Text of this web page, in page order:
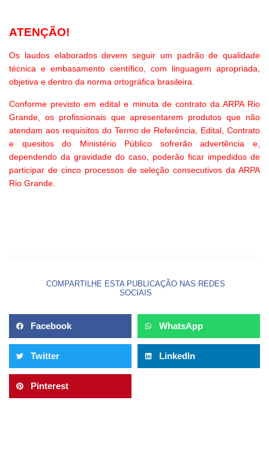
ATENÇÃO!
Os laudos elaborados devem seguir um padrão de qualidade
técnica e embasamento científico, com linguagem apropriada,
objetiva e dentro da norma ortográfica brasileira.
Conforme previsto em edital e minuta de contrato da ARPA Rio
Grande, os profissionais que apresentarem produtos que não
atendam aos requisitos do Termo de Referência, Edital, Contrato
e quesitos do Ministério Público sofrerão advertência e,
dependendo da gravidade do caso, poderão ficar impedidos de
participar de cinco processos de seleção consecutivos da ARPA
Rio Grande.
COMPARTILHE ESTA PUBLICAÇÃO NAS REDES
SOCIAIS
Facebook WhatsApp
Twitter LinkedIn
Pinterest